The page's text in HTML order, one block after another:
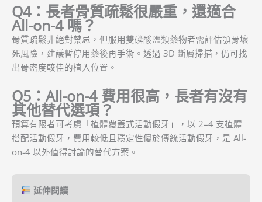
Q4：長者骨質疏鬆很嚴重，還適合
All-on-4 嗎？
骨質疏鬆非絕對禁忌，但服用雙磷酸鹽類藥物者需評估顎骨壞
死風險，建議暫停用藥後再手術。透過 3D 斷層掃描，仍可找
出骨密度較佳的植入位置。
Q5：All-on-4 費用很高，長者有沒有
其他替代選項？
預算有限者可考慮「植體覆蓋式活動假牙」，以 2–4 支植體
搭配活動假牙，費用較低且穩定性優於傳統活動假牙，是 All-
on-4 以外值得討論的替代方案。
延伸閱讀